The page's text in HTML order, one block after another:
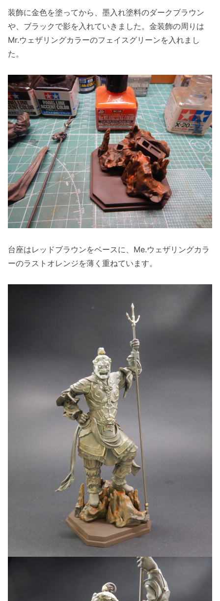
装飾に金色を塗ってから、墨入れ塗料のダークブラウン
や、ブラックで影を入れていきました。金装飾の周りは
Mr.ウェザリングカラーのフェイスグリーンを入れまし
た。
台座はレッドブラウンをベースに、Me.ウェザリングカラ
ーのラストオレンジを薄く重ねています。